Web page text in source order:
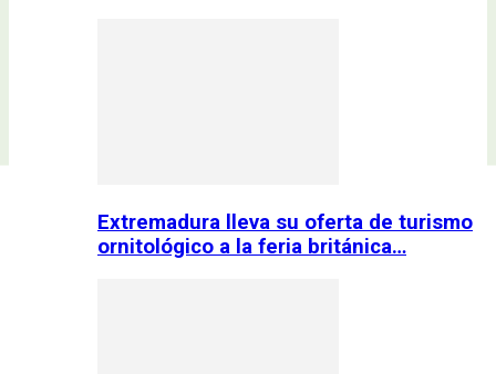
Extremadura lleva su oferta de turismo
ornitológico a la feria británica…